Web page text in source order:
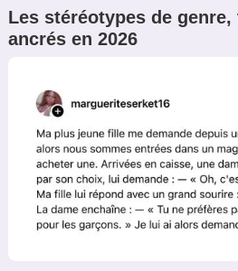
Les stéréotypes de
ancrés en 2026